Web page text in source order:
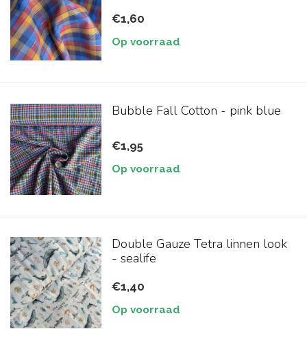
€1,60
Op voorraad
Bubble Fall Cotton - pink blue
€1,95
Op voorraad
Double Gauze Tetra linnen look
- sealife
€1,40
Op voorraad